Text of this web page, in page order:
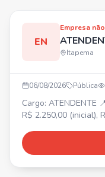
EN
Empresa
Itapema
06/08/2026 Pública
Cargo: ATENDENTE 📍 Itapema/SC – Meia Praia 💰 Salário:
R$ 2.250,00 (inicial),
noturno, Bonificação
online com psicólogo/